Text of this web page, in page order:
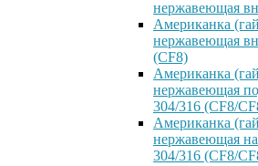
нержавеющая
Американка
нержавеющая
(CF8)
Американка
нержавеющая
304/316 (CF8/
Американка
нержавеющая
304/316 (CF8/